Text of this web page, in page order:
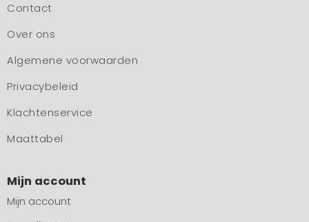
Contact
Over ons
Algemene voorwaarden
Privacybeleid
Klachtenservice
Maattabel
Mijn account
Mijn account